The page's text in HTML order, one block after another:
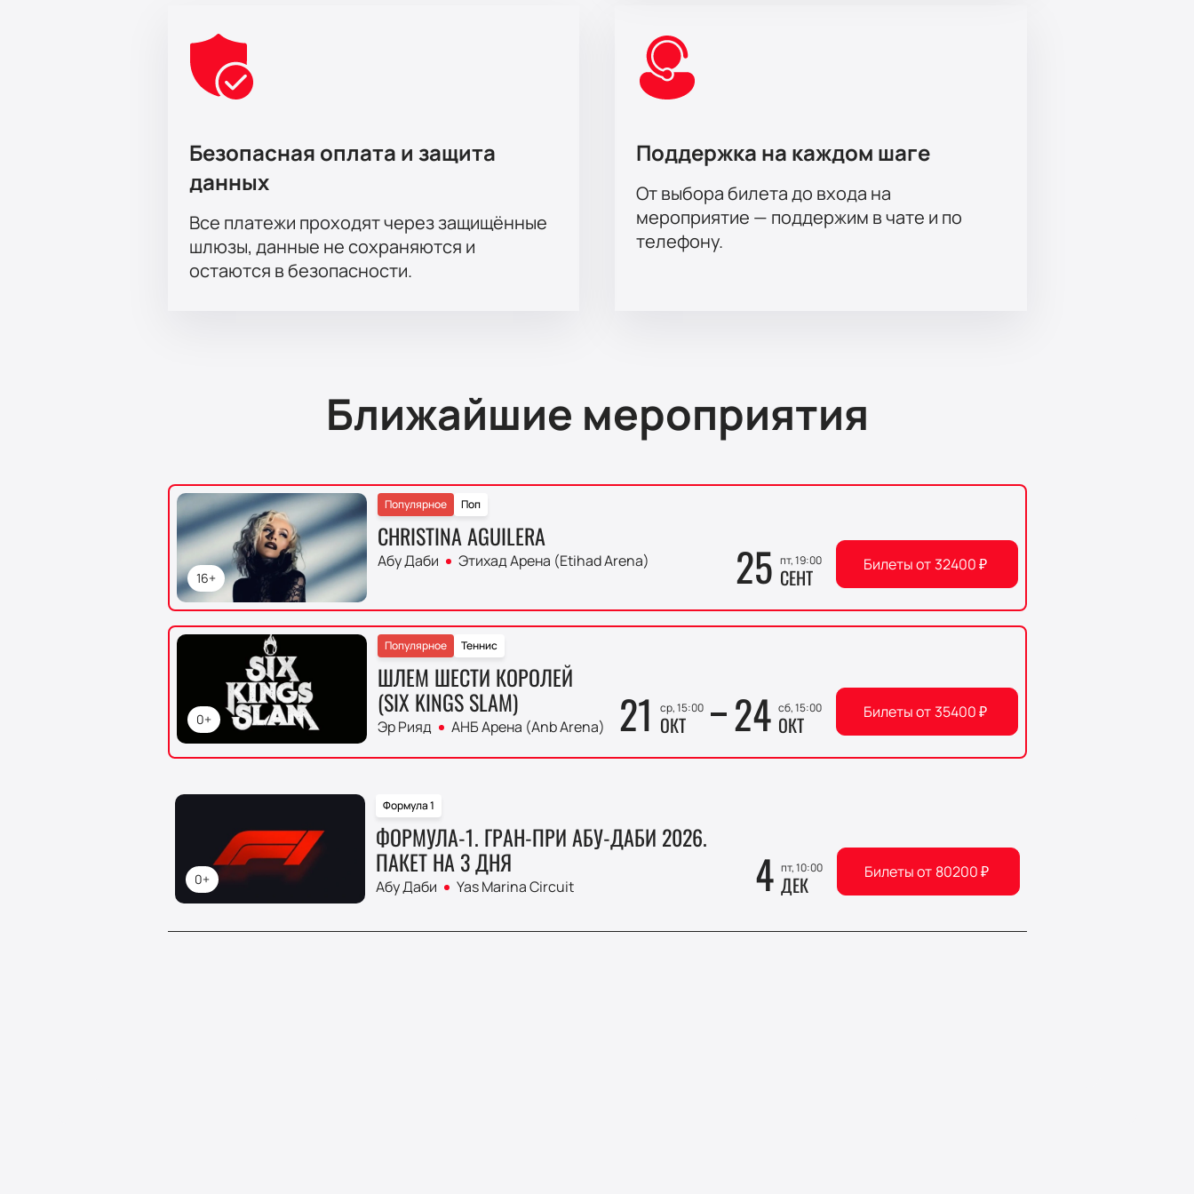
Безопасная оплата и защита
данных
Все платежи проходят через защищённые
шлюзы, данные не сохраняются и
остаются в безопасности.
Поддержка на каждом шаге
От выбора билета до входа на
мероприятие — поддержим в чате и по
телефону.
Ближайшие мероприятия
16+
Поп
Популярное
CHRISTINA AGUILERA
Абу Даби Этихад Арена (Etihad Arena) 25 пт, 19:00
СЕНТ Билеты от 32400₽
0+
Теннис
Популярное
ШЛЕМ ШЕСТИ КОРОЛЕЙ
(SIX KINGS SLAM)
Эр Рияд АНБ Арена (Anb Arena) 21 ср, 15:00
ОКТ 24 сб, 15:00
ОКТ Билеты от 35400₽
0+
Формула 1
ФОРМУЛА-1. ГРАН-ПРИ АБУ-ДАБИ 2026.
ПАКЕТ НА 3 ДНЯ
Абу Даби Yas Marina Circuit 4 пт, 10:00
ДЕК Билеты от 80200₽